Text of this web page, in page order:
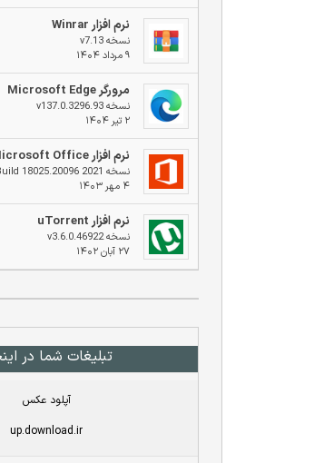
نرم افزار Winrar
نسخه v7.13
۹ مرداد ۱۴۰۴
مرورگر Microsoft Edge
نسخه v137.0.3296.93
۲ تیر ۱۴۰۴
نرم افزار Microsoft Office
نسخه 2021 VL v2409 Build 18025.20096
۴ مهر ۱۴۰۳
نرم افزار uTorrent
نسخه v3.6.0.46922
۲۷ آبان ۱۴۰۲
تبلیغات شما در
آپلود عکس
up.download.ir